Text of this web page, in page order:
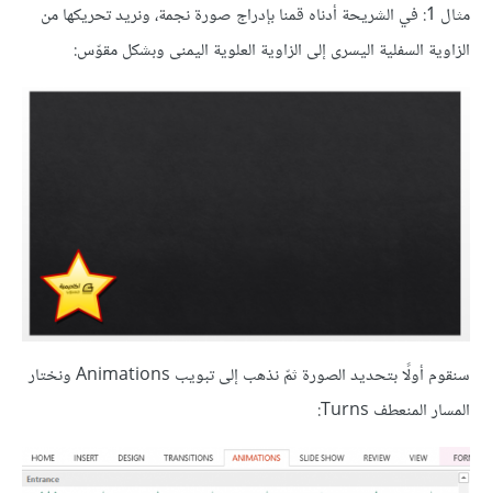
مثال 1: في الشريحة أدناه قمنا بإدراج صورة نجمة، ونريد تحريكها من
الزاوية السفلية اليسرى إلى الزاوية العلوية اليمنى وبشكل مقوّس:
سنقوم أولًا بتحديد الصورة ثمّ نذهب إلى تبويب Animations ونختار
المسار المنعطف Turns: